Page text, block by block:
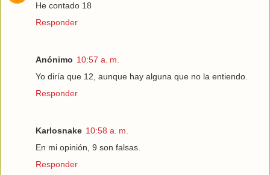
He contado 18
Responder
Anónimo 10:57 a. m.
Yo diría que 12, aunque hay alguna que no la entiendo.
Responder
Karlosnake 10:58 a. m.
En mi opinión, 9 son falsas.
Responder